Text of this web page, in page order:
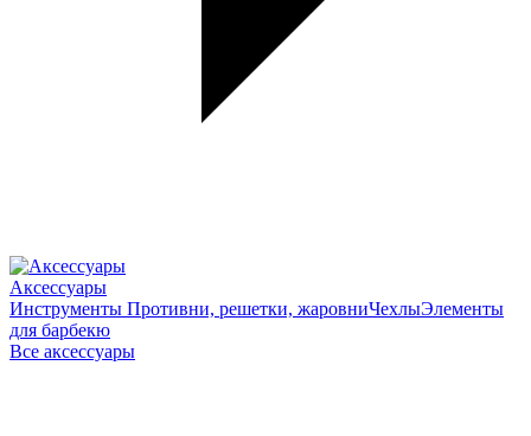
Аксессуары
Инструменты Противни, решетки, жаровниЧехлыЭлементы
для барбекю
Все аксессуары